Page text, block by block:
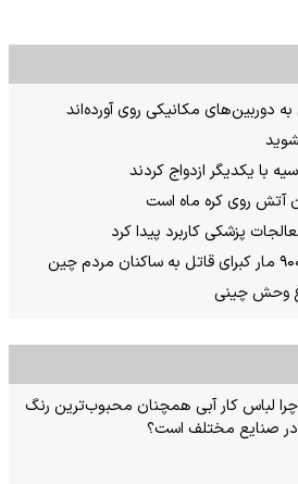
دوربین‌های مکانیکی روی آورده‌اند
با یکدیگر ازدواج کردند
آتش روی کره ماه است
پزشکی کاربرد پیدا کرد
وحش چینی
چرا لباس کار آبی همچنان محبوب‌ترین رنگ
در صنایع مختلف است؟